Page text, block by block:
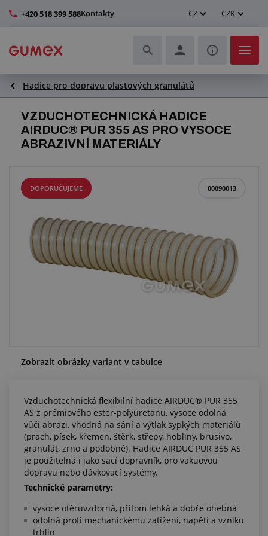
+420 518 399 588Kontakty CZ CZK
Hadice a jejich kompletace
Profily a výroba těsnění
Technické plasty
Dopravníkové pásy a montáž
Další pryžové a plastové výrobky
Hadice pro dopravu plastových granulátů
VZDUCHOTECHNICKÁ HADICE
AIRDUC® PUR 355 AS PRO VYSOCE
ABRAZIVNÍ MATERIÁLY
00090013
DOPORUČUJEME
Zobrazit obrázky variant v tabulce
Vzduchotechnická flexibilní hadice AIRDUC® PUR 355
AS z prémiového ester-polyuretanu, vysoce odolná
vůči abrazi, vhodná na sání a výtlak sypkých materiálů
(prach, písek, křemen, štěrk, střepy, hobliny, brusivo,
granulát, zrno a podobné). Hadice AIRDUC PUR 355 AS
je použitelná i jako sací dopravník, pro vakuovou
dopravu nebo dávkovací systémy.
Technické parametry:
vysoce otěruvzdorná, přitom lehká a dobře ohebná
odolná proti mechanickému zatížení, napětí a vzniku
trhlin